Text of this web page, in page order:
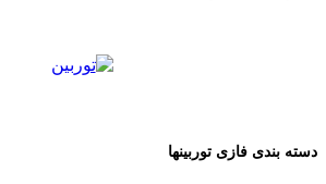
دسته بندی فازی توربینها